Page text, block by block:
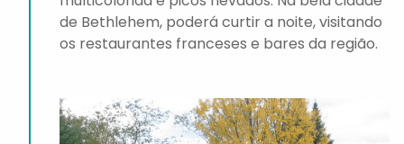
de Bethlehem, poderá curtir a noite, visitando
os restaurantes franceses e bares da região.